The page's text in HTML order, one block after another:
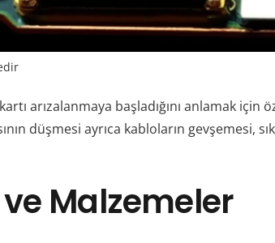
arızalanmaya başladığını anlamak
düşmesi ayrıca kabloların gevşemesi,
Malzemeler